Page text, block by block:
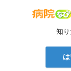
知